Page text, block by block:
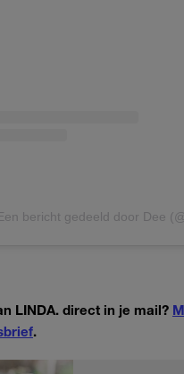
bericht gedeeld door Dee
LINDA. direct in je mail?
.